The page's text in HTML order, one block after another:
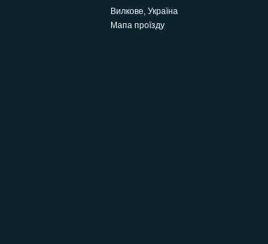
Вилкове, Україна
Мапа проїзду